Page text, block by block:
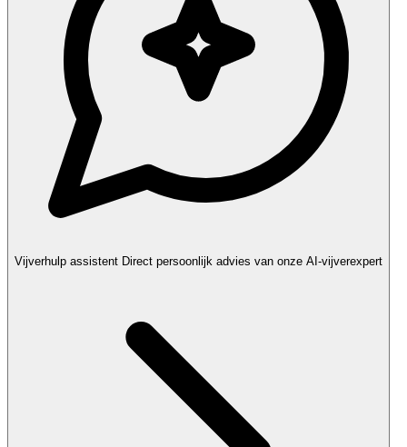
Vijverhulp assistent Direct persoonlijk advies van onze AI-vijverexpert